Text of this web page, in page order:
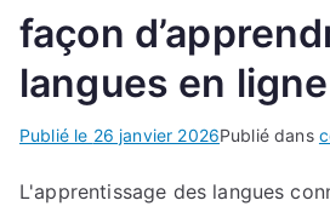
façon
langues en ligne
Publié le 26 janvier 2026Publié dans
L'apprentissage des langues